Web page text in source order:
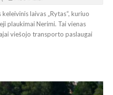
laivas „Rytas“, kuriuo
plaukimai Nerimi. Tai vienas
viešojo transporto paslaugai